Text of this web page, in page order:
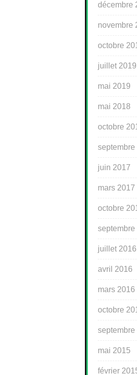
décembre
novembre
octobre
juillet 2019
mai 2019
mai 2018
octobre
septembre
juin 2017
mars 2017
octobre
septembre
juillet 2016
avril 2016
mars 2016
octobre
septembre
mai 2015
février